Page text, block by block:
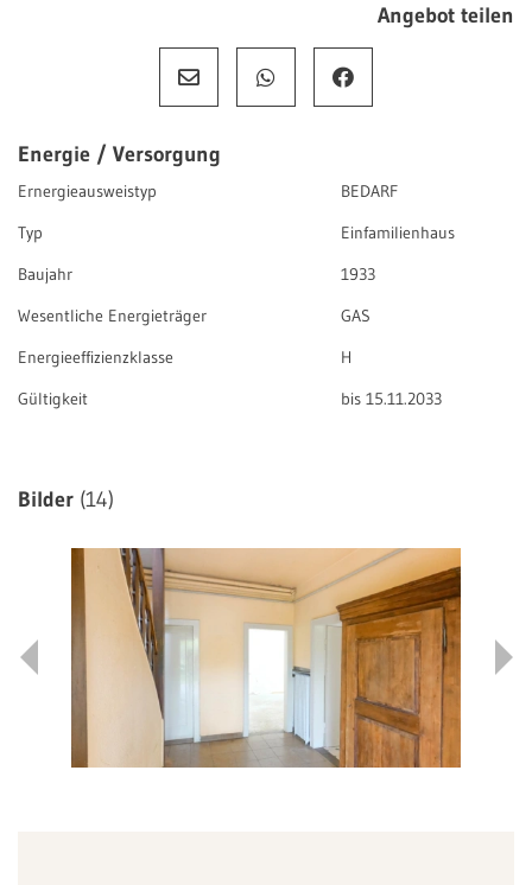
Angebot teilen
Energie / Versorgung
Ernergieausweistyp
BEDARF
Typ
Einfamilienhaus
Baujahr
1933
Wesentliche Energieträger
GAS
Energieeffizienzklasse
H
Gültigkeit
bis 15.11.2033
Bilder (14)